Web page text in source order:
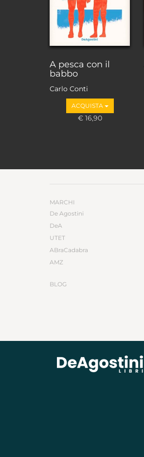
A pesca con il
babbo
Carlo Conti
ACQUISTA
€ 16,90
MARCHI
De Agostini
DeA
UTET
ABraCadabra
AMZ
BLOG